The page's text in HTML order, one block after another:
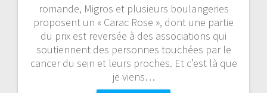
romande, Migros et plusieurs boulangeries
proposent un « Carac Rose », dont une partie
du prix est reversée à des associations qui
soutiennent des personnes touchées par le
cancer du sein et leurs proches. Et c’est là que
je viens…